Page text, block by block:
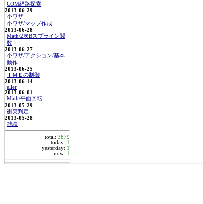
COM経路探索
2013-06-29
小ワザ
小ワザ/マップ作成
2013-06-28
Math/2次Bスプライン関
数
2013-06-27
小ワザ/アクション/基本
動作
2013-06-25
ＩＭＥの制御
2013-06-14
eller
2013-06-01
Math/平面回転
2013-05-29
衝突判定
2013-05-28
雑談
total: 3879
today: 1
yesterday: 1
now: 1